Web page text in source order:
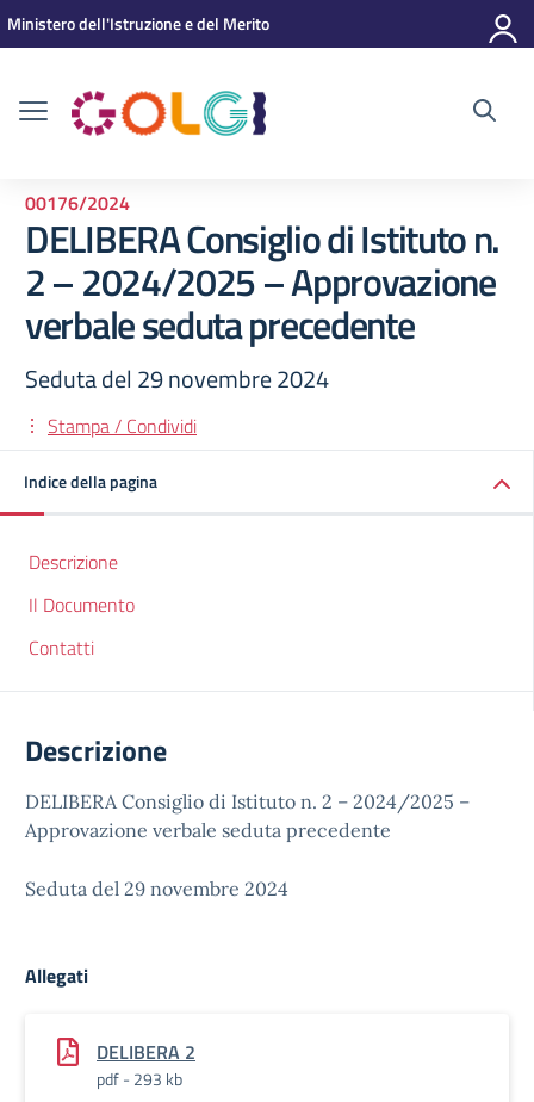
Vai ai contenuti
Vai al menu di navigazione
Vai al footer
Ministero dell'Istruzione e del Merito
00176/2024
DELIBERA Consiglio di Istituto n.
2 – 2024/2025 – Approvazione
verbale seduta precedente
Seduta del 29 novembre 2024
Stampa / Condividi
Indice della pagina
Descrizione
Il Documento
Contatti
Descrizione
DELIBERA Consiglio di Istituto n. 2 – 2024/2025 –
Approvazione verbale seduta precedente
Seduta del 29 novembre 2024
Allegati
DELIBERA 2
pdf - 293 kb